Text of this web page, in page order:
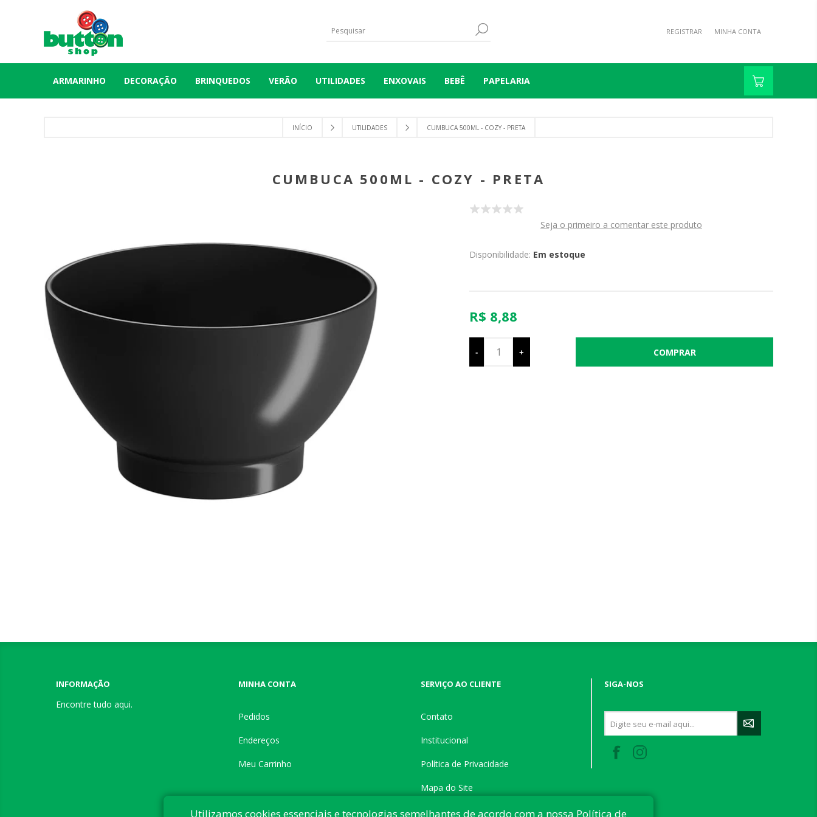
REGISTRAR MINHA CONTA
ARMARINHO DECORAÇÃO BRINQUEDOS VERÃO UTILIDADES ENXOVAIS BEBÊ PAPELARIA
INÍCIO UTILIDADES CUMBUCA 500ML - COZY - PRETA
CUMBUCA 500ML - COZY - PRETA
Seja o primeiro a comentar este produto
Disponibilidade: Em estoque
R$ 8,88
- +
INFORMAÇÃO
Encontre tudo aqui.
MINHA CONTA
Pedidos
Endereços
Meu Carrinho
SERVIÇO AO CLIENTE
Contato
Institucional
Política de Privacidade
Mapa do Site
SIGA-NOS
Utilizamos cookies essenciais e tecnologias semelhantes de acordo com a nossa Política de